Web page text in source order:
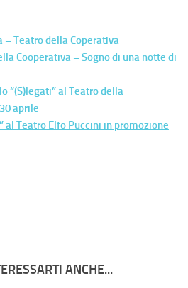
– Teatro della Coperativa
Cooperativa – Sogno di una notte di
“(S)legati” al Teatro della
aprile
al Teatro Elfo Puccini in promozione
ANCHE...